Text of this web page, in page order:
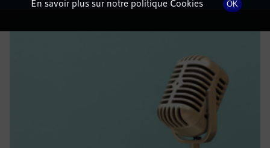
20 novembre 2021à 7h59, durée : Invalid date
En savoir plus sur notre politique Cookies
OK